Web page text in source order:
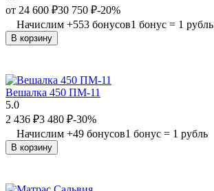
от 24 600 ₽30 750 ₽-20%
Начислим +553 бонусов1 бонус = 1 рубль
В корзину
Вешалка 450 ПМ-11
5.0
2 436 ₽3 480 ₽-30%
Начислим +49 бонусов1 бонус = 1 рубль
В корзину